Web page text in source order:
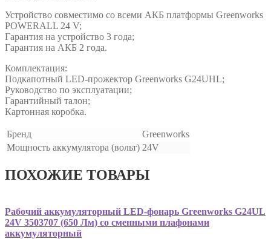
Устройство совместимо со всеми АКБ платформы Greenworks
POWERALL 24 V;
Гарантия на устройство 3 года;
Гарантия на АКБ 2 года.
Комплектация:
Подкапотный LED-прожектор Greenworks G24UHL;
Руководство по эксплуатации;
Гарантийный талон;
Картонная коробка.
Бренд
Greenworks
Мощность аккумулятора (вольт) 24V
ПОХОЖИЕ ТОВАРЫ
Рабочий аккумуляторный LED-фонарь Greenworks G24UL
24V 3503707 (650 Лм) со сменными плафонами
аккумуляторный